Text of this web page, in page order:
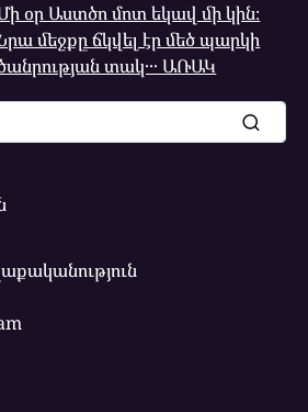
օր Աստծո մոտ եկավ մի կին։
մեջքը ճկվել էր մեծ պարկի
տակ․․․ ԱՌԱԿ